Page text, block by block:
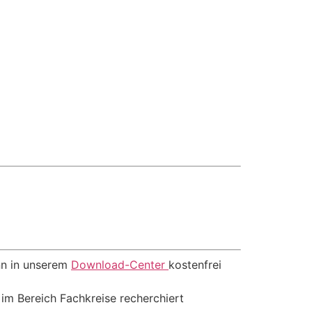
in unserem Download-Center kostenfrei
Bereich Fachkreise recherchiert